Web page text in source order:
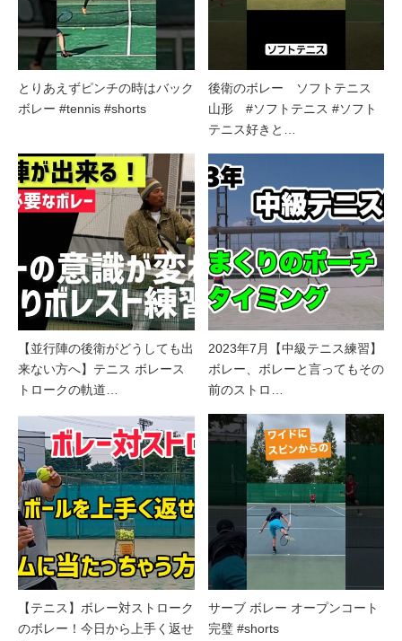
とりあえずピンチの時はバック
ボレー #tennis #shorts
後衛のボレー ソフトテニス
山形 #ソフトテニス #ソフト
テニス好きと…
【並行陣の後衛がどうしても出
来ない方へ】テニス ボレース
トロークの軌道…
2023年7月【中級テニス練習】
ボレー、ボレーと言ってもその
前のストロ…
【テニス】ボレー対ストローク
のボレー！今日から上手く返せ
サーブ ボレー オープンコート
完璧 #shorts